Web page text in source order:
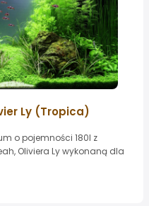
Ly (Tropica)
o pojemności 180l z
Oliviera Ly wykonaną dla